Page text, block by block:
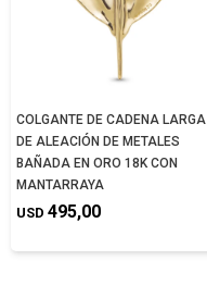
COLGANTE DE CADENA LARGA
DE ALEACIÓN DE METALES
BAÑADA EN ORO 18K CON
MANTARRAYA
USD 495,00